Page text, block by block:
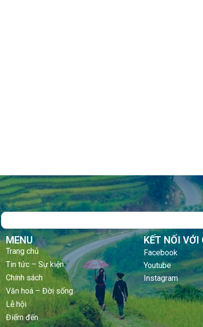
Search
MENU
Trang chủ
Tin tức – Sự kiện
Chính sách
Văn hoá – Đời sống
Lễ hội
Điểm đến
KẾT NỐI VỚI
Facebook
Youtube
Instagram